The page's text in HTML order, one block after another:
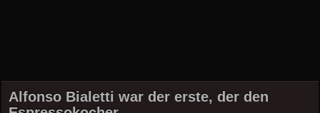
Alfonso Bialetti war der erste, der den